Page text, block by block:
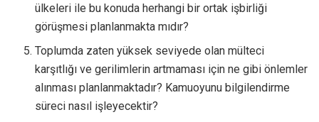
ülkeleri ile bu konuda herhangi bir ortak işbirliği
görüşmesi planlanmakta mıdır?
Toplumda zaten yüksek seviyede olan mülteci
karşıtlığı ve gerilimlerin artmaması için ne gibi önlemler
alınması planlanmaktadır? Kamuoyunu bilgilendirme
süreci nasıl işleyecektir?